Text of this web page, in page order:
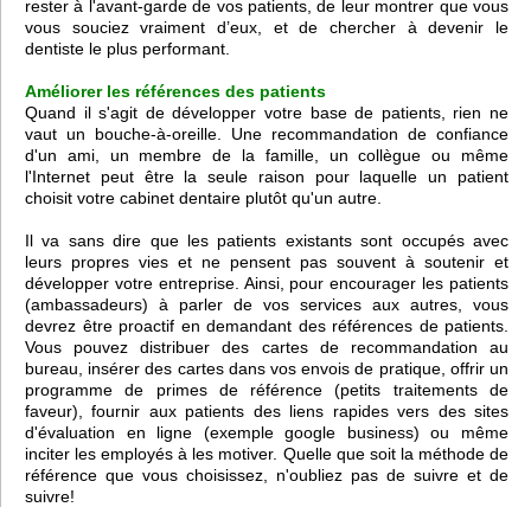
rester à l'avant-garde de vos patients, de leur montrer que vous
vous souciez vraiment d’eux, et de chercher à devenir le
dentiste le plus performant.
Améliorer les références des patients
Quand il s'agit de développer votre base de patients, rien ne
vaut un bouche-à-oreille. Une recommandation de confiance
d'un ami, un membre de la famille, un collègue ou même
l'Internet peut être la seule raison pour laquelle un patient
choisit votre cabinet dentaire plutôt qu'un autre.
Il va sans dire que les patients existants sont occupés avec
leurs propres vies et ne pensent pas souvent à soutenir et
développer votre entreprise. Ainsi, pour encourager les patients
(ambassadeurs) à parler de vos services aux autres, vous
devrez être proactif en demandant des références de patients.
Vous pouvez distribuer des cartes de recommandation au
bureau, insérer des cartes dans vos envois de pratique, offrir un
programme de primes de référence (petits traitements de
faveur), fournir aux patients des liens rapides vers des sites
d'évaluation en ligne (exemple google business) ou même
inciter les employés à les motiver. Quelle que soit la méthode de
référence que vous choisissez, n'oubliez pas de suivre et de
suivre!